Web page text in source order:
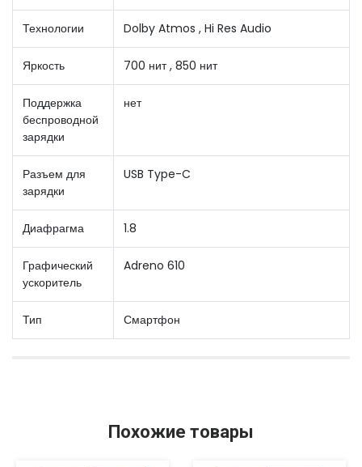
Технологии Dolby Atmos , Hi Res Audio
Яркость 700 нит , 850 нит
Поддержка
беспроводной
зарядки
нет
Разъем для
зарядки
USB Type-C
Диафрагма 1.8
Графический
ускоритель
Adreno 610
Тип Смартфон
Похожие товары